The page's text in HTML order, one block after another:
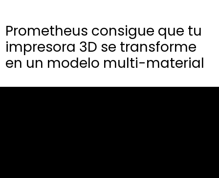
Prometheus consigue que tu
impresora 3D se transforme
en un modelo multi-material